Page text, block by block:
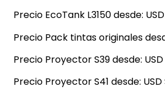
Precio EcoTank L3150 desde: USD
Precio Pack tintas originales
Precio Proyector S39 desde:
Precio Proyector S41 desde: